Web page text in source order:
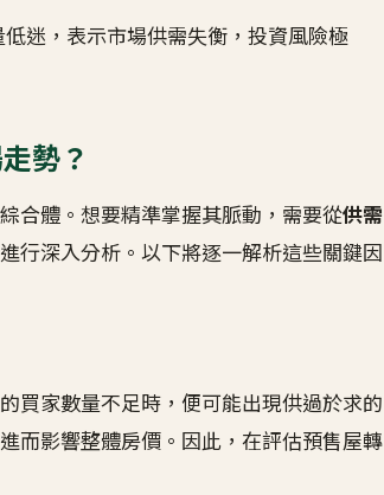
迷，表示市場供需失衡，投資風險極
勢？
合體。想要精準掌握其脈動，需要從供需
行深入分析。以下將逐一解析這些關鍵因
買家數量不足時，便可能出現供過於求的
而影響整體房價。因此，在評估預售屋轉